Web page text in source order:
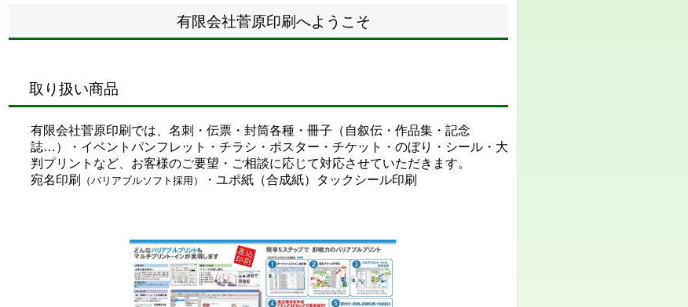
有限会社菅原印刷へようこそ
取り扱い商品
有限会社菅原印刷では、名刺・伝票・封筒各種・冊子（自叙伝・作品集・記念
誌…）・イベントパンフレット・チラシ・ポスター・チケット・のぼり・シール・大
判プリントなど、お客様のご要望・ご相談に応じて対応させていただきます。
宛名印刷
（バリアブルソフト採用） ・ユポ紙（合成紙）タックシール印刷